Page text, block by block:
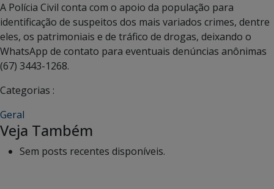
A Polícia Civil conta com o apoio da população para
identificação de suspeitos dos mais variados crimes, dentre
eles, os patrimoniais e de tráfico de drogas, deixando o
WhatsApp de contato para eventuais denúncias anônimas
(67) 3443-1268.
Categorias :
Geral
Veja Também
Sem posts recentes disponíveis.